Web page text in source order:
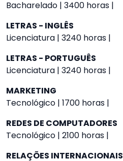
Bacharelado | 3400 horas |
LETRAS - INGLÊS
Licenciatura | 3240 horas |
LETRAS - PORTUGUÊS
Licenciatura | 3240 horas |
MARKETING
Tecnológico | 1700 horas |
REDES DE COMPUTADORES
Tecnológico | 2100 horas |
RELAÇÕES INTERNACIONAIS